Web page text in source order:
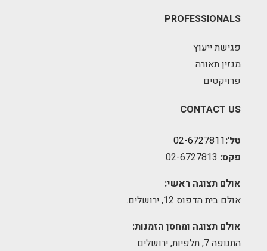
PROFESSIONALS
פגישת ייעוץ
מגזין תאורה
פרויקטים
CONTACT US
טל':02-6727811
פקס:
אולם תצוגה ראשי:
אולם בית הדפוס 12, ירושלים.
אולם תצוגה ומחסן הזמנות:
התנופה 7, תלפיות, ירושלים.